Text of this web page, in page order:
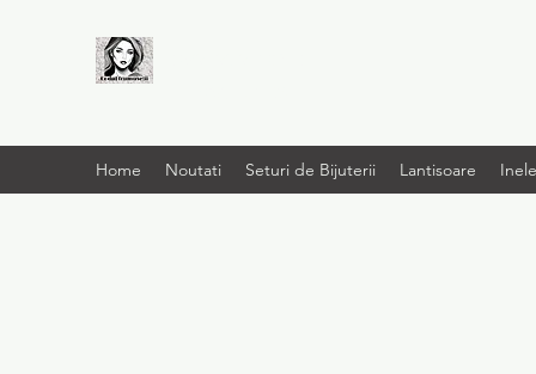
Home Noutati Seturi de Bijuterii Lantisoare Inele